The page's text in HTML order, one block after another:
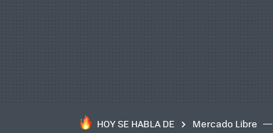
HOY SE HABLA DE Mercado Libre